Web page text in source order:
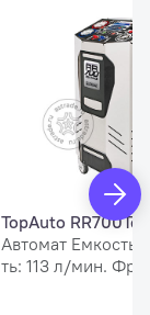
TopAuto
Автомат Емкость:
ть: 113 л/мин.